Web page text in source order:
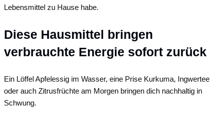
Lebensmittel zu Hause habe.
Diese Hausmittel bringen
verbrauchte Energie sofort zurück
Ein LöffelApfelessig im Wasser, eine Prise Kurkuma, Ingwertee
oder auch Zitrusfrüchte am Morgen bringen dich nachhaltig in
Schwung.